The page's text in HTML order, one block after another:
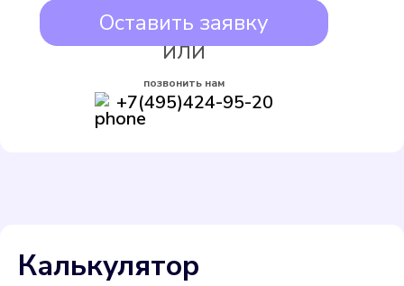
Оставить заявку
ИЛИ
позвонить нам
+7(495)424-95-20
Калькулятор